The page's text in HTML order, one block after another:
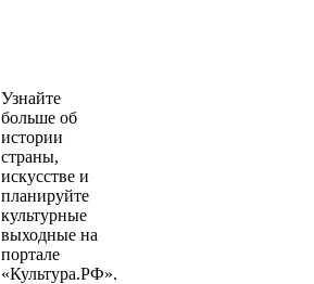
Узнайте
больше об
истории
страны,
искусстве и
планируйте
культурные
выходные на
портале
«Культура.РФ».